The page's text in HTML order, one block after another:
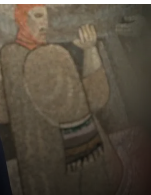
Kërcënon Vuçiq: Kam ftuar ekspertë për ta
ndryshuar rrjedhën e Ibrit, po malltretojnë
popullin tonë – të shohim si do sillen
shqiptarët
Enver Hoxhaj: PDK-ja nuk merr pjesë në
takime, as nuk lodhemi çfarë shkruan Albin
Kurti
Zelensky tha në Serbi se Ukraina nuk e
njeh Kosovën, largohet flamuri ukrainas nga
Hotel Grand
Arben Gashi: Marrëveshja me VV-në
pothuajse e pamundur – pushteti të ndahet
3 me 1, Presidenti t’i takojë LDK-së
Flaka Surroi: Jemi në krizë të thellë politike,
era zgjedhje në dhjetor